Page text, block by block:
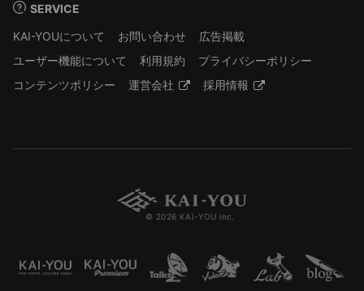
SERVICE
KAI-YOUについて
お問い合わせ
広告掲載
ユーザー機能について
利用規約
プライバシーポリシー
コンテンツポリシー
運営会社 採用情報
© 2026 KAI-YOU inc.